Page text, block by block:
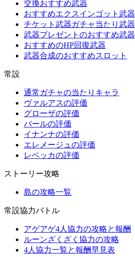
交換おすすめ武器
おすすめエクスインゴット武器
チケット武器ガチャ当たり武器
武器プレゼントのおすすめ武器
おすすめのHP回復武器
武器合成のおすすめスロット
常設
通常ガチャの当たりキャラ
ヴァルアスの評価
グローザの評価
バールの評価
イナンナの評価
エレメージュの評価
レベッカの評価
ストーリー攻略
島の攻略一覧
常設協力バトル
アゲアゲ4人協力の攻略と報酬
ルーンざくざく協力の攻略
4人協力一覧と報酬早見表